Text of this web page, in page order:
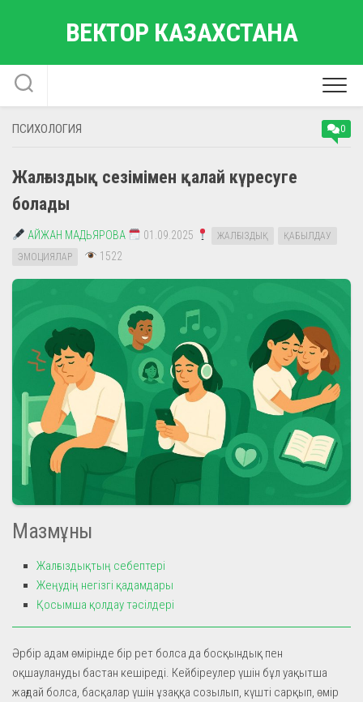
ВЕКТОР КАЗАХСТАНА
ПСИХОЛОГИЯ 0
Жалғыздық сезімімен қалай күресуге
болады
АЙЖАН МАДЬЯРОВА 01.09.2025 ЖАЛҒЫЗДЫҚ
ҚАБЫЛДАУ
ЭМОЦИЯЛАР
1522
Мазмұны
Жалғыздықтың себептері
Жеңудің негізгі қадамдары
Қосымша қолдау тәсілдері
Әрбір адам өмірінде бір рет болса да босқындық пен
оқшаулануды бастан кешіреді. Кейбіреулер үшін бұл уақытша
жағдай болса, басқалар үшін ұзаққа созылып, күшті сарқып, өмір